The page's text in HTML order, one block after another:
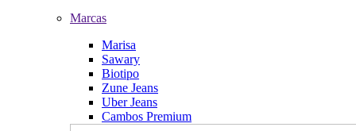
Marcas
Marisa
Sawary
Biotipo
Zune Jeans
Uber Jeans
Cambos Premium